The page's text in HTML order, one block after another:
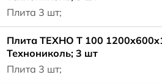
Плита 3 шт;
Плита ТЕХНО Т 100
Технониколь; 3 шт
Плита 3 шт;